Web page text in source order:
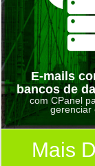
E-mails
bancos de
com CPanel
gerenciar
Mais